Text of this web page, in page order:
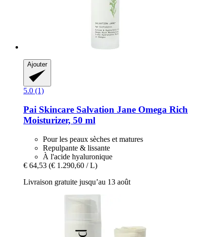
Ajouter
5.0 (1)
Pai Skincare Salvation Jane Omega Rich
Moisturizer, 50 ml
Pour les peaux sèches et matures
Repulpante & lissante
À l'acide hyaluronique
€ 64,53 (€ 1.290,60 / L)
Livraison gratuite jusqu’au 13 août